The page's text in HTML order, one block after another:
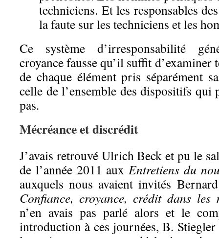
techniciens. Et les responsables
la faute sur les techniciens et les
Ce système d’irresponsabilité
croyance fausse qu’il suffit d’examiner
de chaque élément pris séparément
celle de l’ensemble des dispositifs qui
pas.
Mécréance et discrédit
J’avais retrouvé Ulrich Beck et pu le
de l’année 2011 aux Entretiens du
auxquels nous avaient invités
Confiance, croyance, crédit dans les
n’en avais pas parlé alors et le
introduction à ces journées, B.